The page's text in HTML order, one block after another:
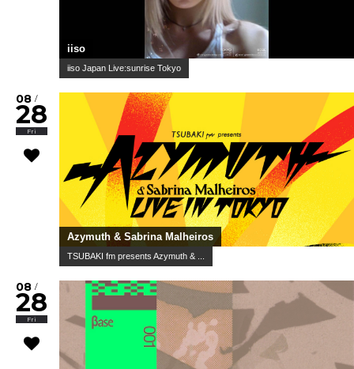
iiso
iiso Japan Live:sunrise Tokyo
08 /
28
Fri
Azymuth & Sabrina Malheiros
TSUBAKI fm presents Azymuth & ...
08 /
28
Fri